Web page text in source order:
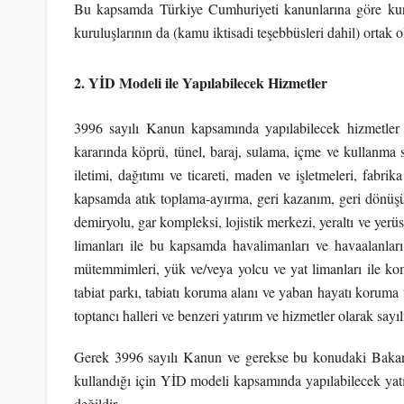
Bu kapsamda Türkiye Cumhuriyeti kanunlarına göre
kuruluşlarının da (kamu iktisadi teşebbüsleri dahil) ortak
2. YİD Modeli ile Yapılabilecek Hizmetler
3996 sayılı Kanun kapsamında yapılabilecek
kararında köprü, tünel, baraj, sulama, içme ve
iletimi, dağıtımı ve ticareti, maden ve işletmeleri,
kapsamda atık toplama-ayırma, geri kazanım, geri
demiryolu, gar kompleksi, lojistik merkezi, yeraltı ve
limanları ile bu kapsamda havalimanları ve
mütemmimleri, yük ve/veya yolcu ve yat limanları ile
tabiat parkı, tabiatı koruma alanı ve yaban hayatı
toptancı halleri ve benzeri yatırım ve hizmetler olarak
Gerek 3996 sayılı Kanun ve gerekse bu konudaki
kullandığı için YİD modeli kapsamında yapılabilecek